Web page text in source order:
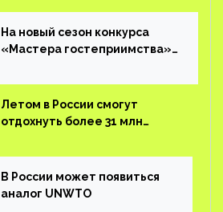
На новый сезон конкурса
«Мастера гостеприимства»
заявок
Летом в России смогут
отдохнуть более 31 млн
В России может появиться
аналог UNWTO